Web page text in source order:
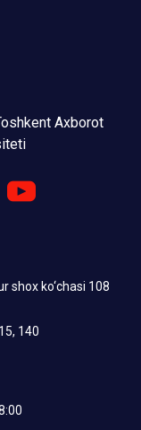
Axborot
shox ko‘chasi 108
140